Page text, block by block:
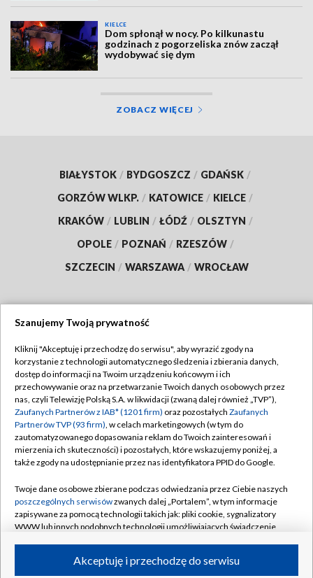
KIELCE
Dom spłonął w nocy. Po kilkunastu
godzinach z pogorzeliska znów zaczął
wydobywać się dym
ZOBACZ WIĘCEJ
BIAŁYSTOK / BYDGOSZCZ / GDAŃSK /
GORZÓW WLKP. / KATOWICE / KIELCE /
KRAKÓW / LUBLIN / ŁÓDŹ / OLSZTYN /
OPOLE / POZNAŃ / RZESZÓW /
SZCZECIN / WARSZAWA / WROCŁAW
TVP
Abonament TVP
Emisja w TVP
Centrum informacji TVP
Naziemna Telewizja Cyfrowa
Rada Programowa
System NOS
Informacje o nadawcy
Program dla prasy
Regulamin TVP
Polityka prywatności
Moje zgody
Pomoc
Kontakt
Kanały
Szanujemy Twoją prywatność
Kliknij "Akceptuję i przechodzę do serwisu", aby wyrazić zgody na
korzystanie z technologii automatycznego śledzenia i zbierania danych,
dostęp do informacji na Twoim urządzeniu końcowym i ich
przechowywanie oraz na przetwarzanie Twoich danych osobowych przez
nas, czyli Telewizję Polską S.A. w likwidacji (zwaną dalej również „TVP”),
Zaufanych Partnerów z IAB* (1201 firm) oraz pozostałych Zaufanych
Partnerów TVP (93 firm), w celach marketingowych (w tym do
zautomatyzowanego dopasowania reklam do Twoich zainteresowań i
mierzenia ich skuteczności) i pozostałych, które wskazujemy poniżej, a
także zgody na udostępnianie przez nas identyfikatora PPID do Google.
Twoje dane osobowe zbierane podczas odwiedzania przez Ciebie naszych
poszczególnych serwisówzwanych dalej „Portalem”, w tym informacje
zapisywane za pomocą technologii takich jak: pliki cookie, sygnalizatory
WWW lub innych podobnych technologii umożliwiających świadczenie
ruchu w Internecie.Akceptuję i przechodzę do serwisu